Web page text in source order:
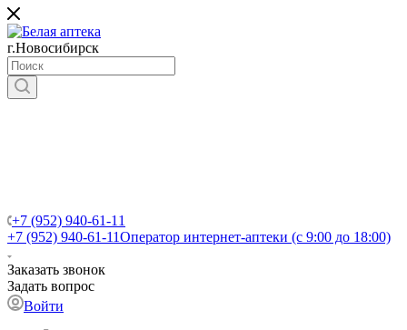
г.Новосибирск
+7 (952) 940-61-11
+7 (952) 940-61-11Оператор интернет-аптеки (с 9:00 до 18:00)
Заказать звонок
Задать вопрос
Войти